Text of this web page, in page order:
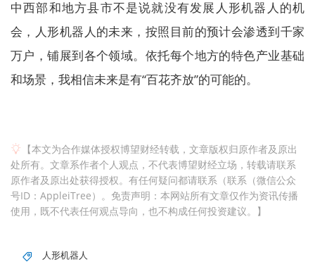
中西部和地方县市不是说就没有发展人形机器人的机
会，人形机器人的未来，按照目前的预计会渗透到千家
万户，铺展到各个领域。依托每个地方的特色产业基础
和场景，我相信未来是有“百花齐放”的可能的。
【本文为合作媒体授权博望财经转载，文章版权归原作者及原出
处所有。文章系作者个人观点，不代表博望财经立场，转载请联系
原作者及原出处获得授权。有任何疑问都请联系（联系（微信公众
号ID：AppleiTree）。免责声明：本网站所有文章仅作为资讯传播
使用，既不代表任何观点导向，也不构成任何投资建议。】
人形机器人